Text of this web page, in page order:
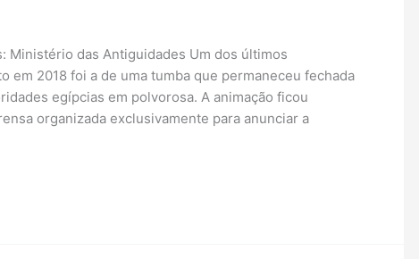
Ministério das Antiguidades Um dos últimos
2018 foi a de uma tumba que permaneceu fechada
egípcias em polvorosa. A animação ficou
organizada exclusivamente para anunciar a